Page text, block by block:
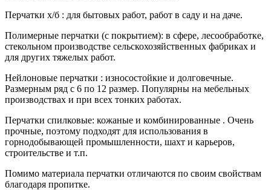
Перчатки х/б : для бытовых работ, работ в саду и на даче.
Полимерные перчатки (с покрытием): в сфере, лесообработке,
стекольном производстве сельскохозяйственных фабриках и
для других тяжелых работ.
Нейлоновые перчатки : износостойкие и долговечные.
Размерным ряд с 6 по 12 размер. Популярны на мебельных
производствах и при всех тонких работах.
Перчатки спилковые: кожаные и комбинированные . Очень
прочные, поэтому подходят для использования в
горнодобывающей промышленности, шахт и карьеров,
строительстве и т.п.
Помимо материала перчатки отличаются по своим свойствам
благодаря пропитке.